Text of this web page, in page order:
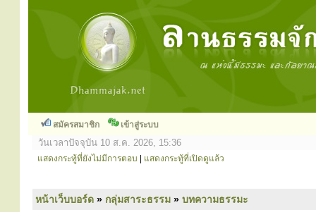
สมัครสมาชิก เข้าสู่ระบบ
วันเวลาปัจจุบัน 10 ส.ค. 2026, 15:36
แสดงกระทู้ที่ยังไม่มีการตอบ แสดงกระทู้ที่เปิดดูแล้ว
หน้าเว็บบอร์ด » กลุ่มสาระธรรม » บทความธรรมะ